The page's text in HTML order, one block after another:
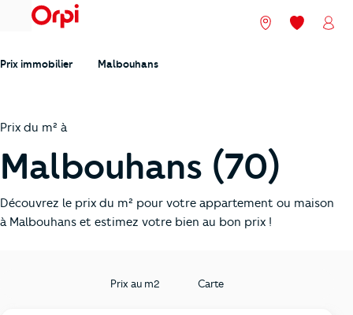
menu Nos agences
Mes
Prix immobilier Malbouhans
Prix du m² à
Malbouhans (70)
Découvrez le prix du m² pour votre appartement ou maison
à Malbouhans et estimez votre bien au bon prix !
Prix au m2 Carte